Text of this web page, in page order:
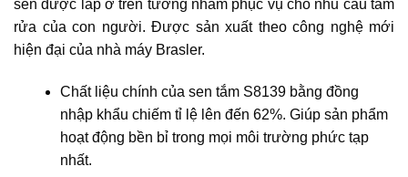
sen được lắp ở trên tường nhằm phục vụ cho nhu cầu tắm
rửa của con người. Được sản xuất theo công nghệ mới
hiện đại của nhà máy Brasler.
Chất liệu chính của sen tắm S8139 bằng đồng
nhập khẩu chiếm tỉ lệ lên đến 62%. Giúp sản phẩm
hoạt động bền bỉ trong mọi môi trường phức tạp
nhất.